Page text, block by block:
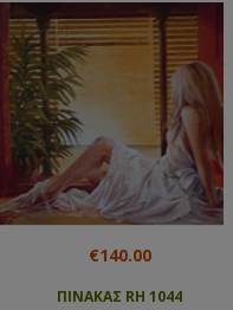
€140.00
ΠΙΝΑΚΑΣ RH 1044